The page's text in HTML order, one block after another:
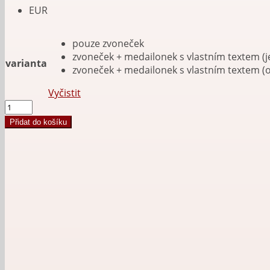
EUR
varianta
pouze zvoneček
zvoneček + medailonek s vlastním textem
zvoneček + medailonek s vlastním textem
Vyčistit
Motorkářský
zvoneček
Route
Přidat do košíku